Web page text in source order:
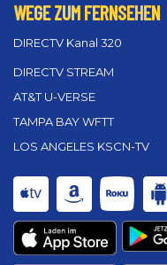
WEGE ZUM FERNSEHEN
DIRECTV Kanal 320
DIRECTV STREAM
AT&T U-VERSE
TAMPA BAY WFTT
LOS ANGELES KSCN-TV